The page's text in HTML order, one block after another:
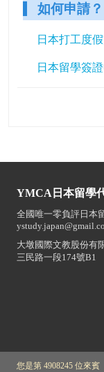
如何申請
日本打工度
日本留學簽
YMCA日本留學
全國唯一零負評日本
大墩國際文教股份有
三民路一段174號B1
您是第 4908245 位來賓